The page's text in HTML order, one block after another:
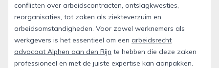
conflicten over arbeidscontracten, ontslagkwesties,
reorganisaties, tot zaken als ziekteverzuim en
arbeidsomstandigheden. Voor zowel werknemers als
werkgevers is het essentieel om een arbeidsrecht
advocaat Alphen aan den Rijn te hebben die deze zaken
professioneel en met de juiste expertise kan aanpakken.